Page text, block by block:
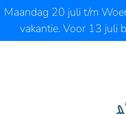
Ga naar de hoofdinhoud
Maandag 20 juli t/m
vakantie. Voor 13 juli